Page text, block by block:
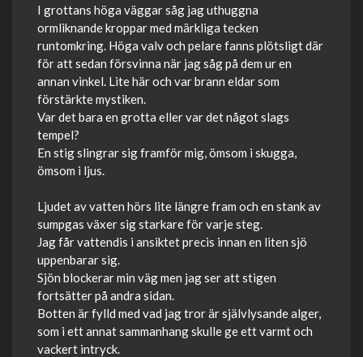
I grottans höga väggar såg jag uthuggna
ormliknande kroppar med märkliga tecken
runtomkring. Höga valv och pelare fanns plötsligt där
för att sedan försvinna när jag såg på dem ur en
annan vinkel. Lite här och var brann eldar som
förstärkte mystiken.
Var det bara en grotta eller var det något slags
tempel?
En stig slingrar sig framför mig, ömsom i skugga,
ömsom i ljus.
Ljudet av vatten hörs lite längre fram och en stank av
sumpgas växer sig starkare för varje steg.
Jag får vattendis i ansiktet precis innan en liten sjö
uppenbarar sig.
Sjön blockerar min väg men jag ser att stigen
fortsätter på andra sidan.
Botten är fylld med vad jag tror är självlysande alger,
som i ett annat sammanhang skulle ge ett varmt och
vackert intryck.